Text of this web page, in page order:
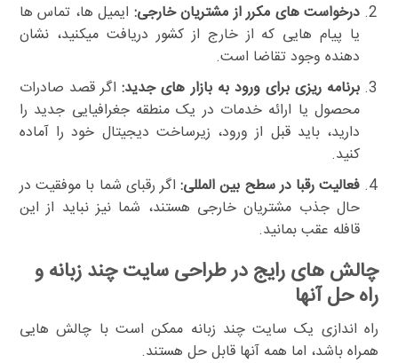
درخواست های مکرر از مشتریان خارجی: ایمیل ها، تماس ها
یا پیام هایی که از خارج از کشور دریافت میکنید، نشان
دهنده وجود تقاضا است.
برنامه ریزی برای ورود به بازار های جدید:اگر قصد صادرات
محصول یا ارائه خدمات در یک منطقه جغرافیایی جدید را
دارید، باید قبل از ورود، زیرساخت دیجیتال خود را آماده
کنید.
فعالیت رقبا در سطح بین المللی:اگر رقبای شما با موفقیت در
حال جذب مشتریان خارجی هستند، شما نیز نباید از این
قافله عقب بمانید.
چالش های رایج در طراحی سایت چند زبانه و
راه حل آنها
راه اندازی یک سایت چند زبانه ممکن است با چالش هایی
همراه باشد، اما همه آنها قابل حل هستند.